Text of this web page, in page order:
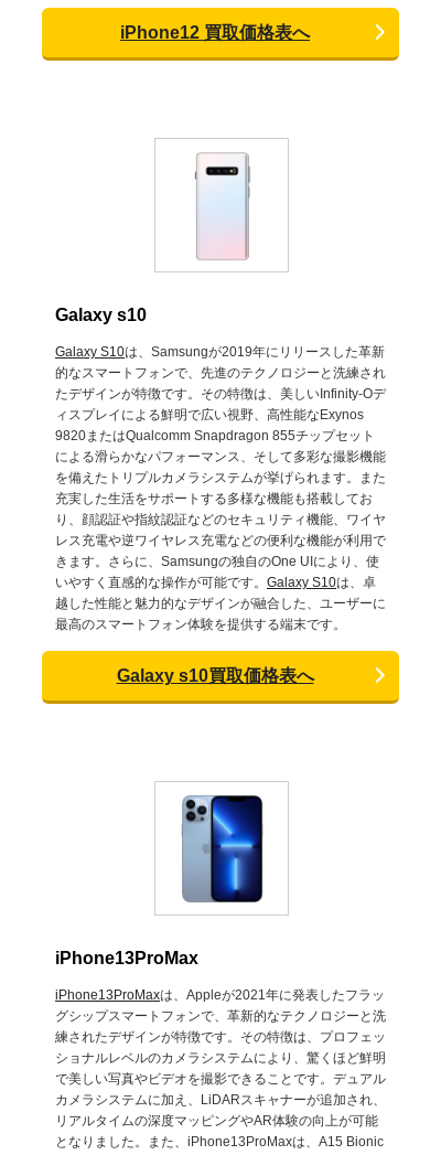
iPhone12 買取価格表へ
Galaxy s10
Galaxy S10は、Samsungが2019年にリリースした革新
的なスマートフォンで、先進のテクノロジーと洗練され
たデザインが特徴です。その特徴は、美しいInfinity-Oデ
ィスプレイによる鮮明で広い視野、高性能なExynos
9820またはQualcomm Snapdragon 855チップセット
による滑らかなパフォーマンス、そして多彩な撮影機能
を備えたトリプルカメラシステムが挙げられます。また
充実した生活をサポートする多様な機能も搭載してお
り、顔認証や指紋認証などのセキュリティ機能、ワイヤ
レス充電や逆ワイヤレス充電などの便利な機能が利用で
きます。さらに、Samsungの独自のOne UIにより、使
いやすく直感的な操作が可能です。 Galaxy S10は、卓
越した性能と魅力的なデザインが融合した、ユーザーに
最高のスマートフォン体験を提供する端末です。
Galaxy s10買取価格表へ
iPhone13ProMax
iPhone13ProMaxは、Appleが2021年に発表したフラッ
グシップスマートフォンで、革新的なテクノロジーと洗
練されたデザインが特徴です。その特徴は、プロフェッ
ショナルレベルのカメラシステムにより、驚くほど鮮明
で美しい写真やビデオを撮影できることです。デュアル
カメラシステムに加え、LiDARスキャナーが追加され、
リアルタイムの深度マッピングやAR体験の向上が可能
となりました。また、iPhone13ProMaxは、A15 Bionic